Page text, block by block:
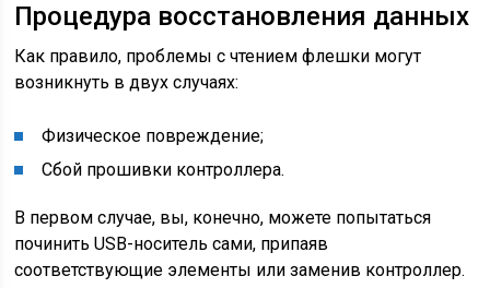
Процедура восстановления данных
Как правило, проблемы с чтением флешки могут
возникнуть в двух случаях:
Физическое повреждение;
Сбой прошивки контроллера.
В первом случае, вы, конечно, можете попытаться
починить USB-носитель сами, припаяв
соответствующие элементы или заменив контроллер.